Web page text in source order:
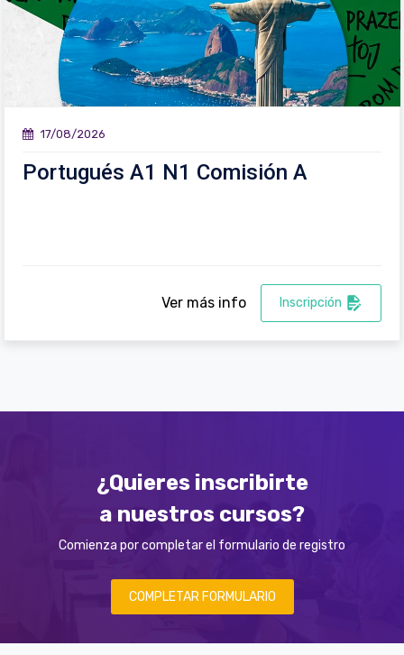
17/08/2026
Portugués A1 N1 Comisión A
Ver más info Inscripción
¿Quieres inscribirte
a nuestros cursos?
Comienza por completar el formulario de registro
COMPLETAR FORMULARIO